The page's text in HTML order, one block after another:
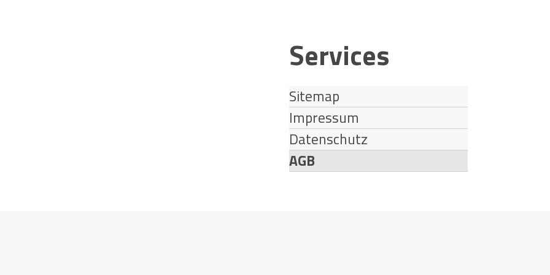
Inhaltsnavigation:
Services
Sitemap
Impressum
Datenschutz
AGB